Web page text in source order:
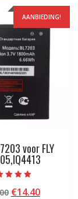
AANBIEDING!
voor FLY
5.00
€14.40Huidige